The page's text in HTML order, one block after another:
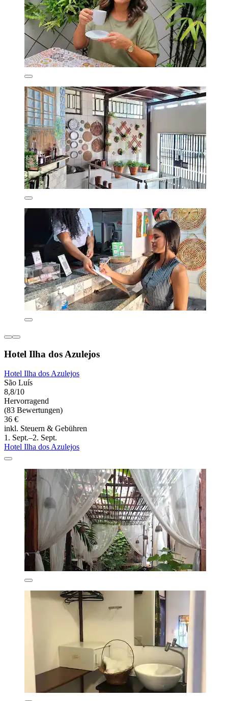
Hotel Ilha dos Azulejos
Hotel Ilha dos Azulejos
São Luís
8,8/10
Hervorragend
(83 Bewertungen)
36 €
inkl. Steuern & Gebühren
1. Sept.–2. Sept.
Hotel Ilha dos Azulejos